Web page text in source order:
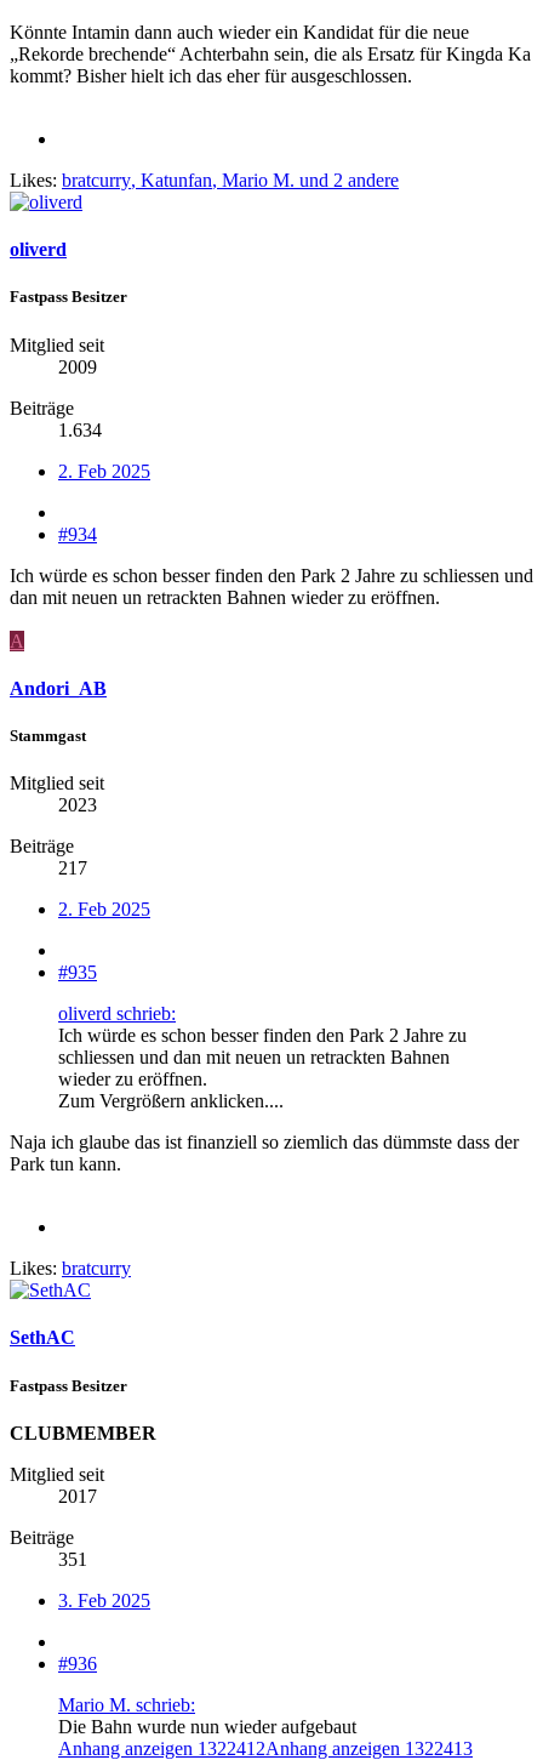
Könnte Intamin dann auch wieder ein Kandidat für die neue
„Rekorde brechende“ Achterbahn sein, die als Ersatz für Kingda Ka
kommt? Bisher hielt ich das eher für ausgeschlossen.
Likes: bratcurry, Katunfan, Mario M. und 2 andere
oliverd
Fastpass Besitzer
Mitglied seit
2009
Beiträge
1.634
2. Feb 2025
#934
Ich würde es schon besser finden den Park 2 Jahre zu schliessen und
dan mit neuen un retrackten Bahnen wieder zu eröffnen.
A
Andori_AB
Stammgast
Mitglied seit
2023
Beiträge
217
2. Feb 2025
#935
oliverd schrieb:
Ich würde es schon besser finden den Park 2 Jahre zu
schliessen und dan mit neuen un retrackten Bahnen
wieder zu eröffnen.
Zum Vergrößern anklicken....
Naja ich glaube das ist finanziell so ziemlich das dümmste dass der
Park tun kann.
Likes: bratcurry
SethAC
Fastpass Besitzer
CLUBMEMBER
Mitglied seit
2017
Beiträge
351
3. Feb 2025
#936
Mario M. schrieb:
Die Bahn wurde nun wieder aufgebaut
Anhang anzeigen 1322412Anhang anzeigen 1322413